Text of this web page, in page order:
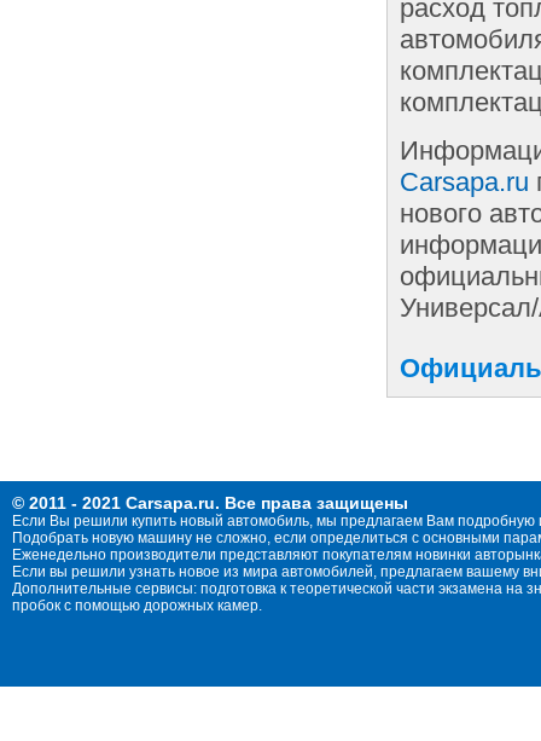
расход
Carsapa.ru
нового
© 2011 - 2021 Carsapa.ru. Все права защищены
Если Вы решили купить новый автомобиль, мы предлагаем Вам
Подобрать новую машину не сложно, если определиться с основными
Еженедельно производители представляют покупателям новинки
Если вы решили узнать новое из мира автомобилей, предлагаем вашему
Дополнительные сервисы: подготовка к теоретической части экзамена
пробок с помощью дорожных камер.